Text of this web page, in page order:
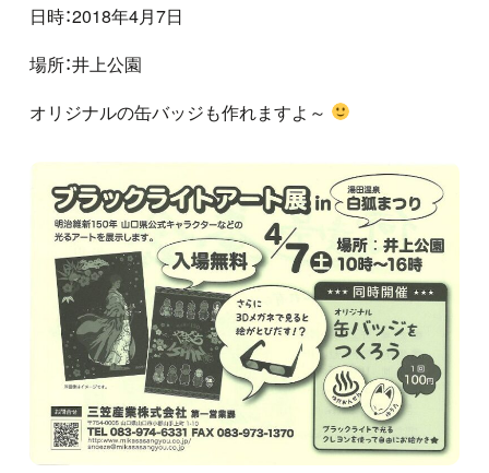
日時：2018年4月7日
場所：井上公園
オリジナルの缶バッジも作れますよ～